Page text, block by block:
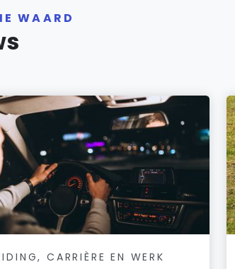
WAARD
CARRIÈRE EN WERK